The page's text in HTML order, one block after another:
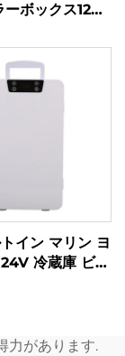
ーボックス12V
ス車30L
イン マリン ヨ
冷蔵庫 ビル
庫
力があります.